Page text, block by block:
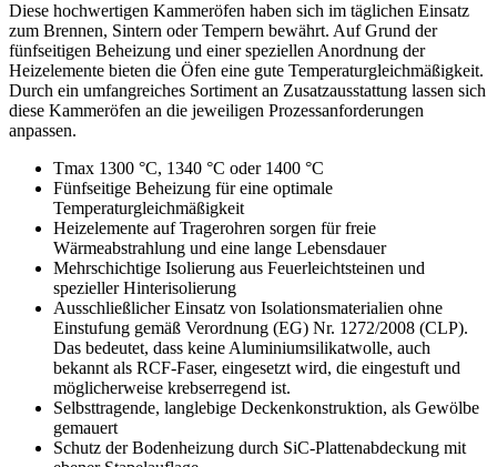
Diese hochwertigen Kammeröfen haben sich im täglichen Einsatz
zum Brennen, Sintern oder Tempern bewährt. Auf Grund der
fünfseitigen Beheizung und einer speziellen Anordnung der
Heizelemente bieten die Öfen eine gute Temperaturgleichmäßigkeit.
Durch ein umfangreiches Sortiment an Zusatzausstattung lassen sich
diese Kammeröfen an die jeweiligen Prozessanforderungen
anpassen.
Tmax 1300 °C, 1340 °C oder 1400 °C
Fünfseitige Beheizung für eine optimale
Temperaturgleichmäßigkeit
Heizelemente auf Tragerohren sorgen für freie
Wärmeabstrahlung und eine lange Lebensdauer
Mehrschichtige Isolierung aus Feuerleichtsteinen und
spezieller Hinterisolierung
Ausschließlicher Einsatz von Isolationsmaterialien ohne
Einstufung gemäß Verordnung (EG) Nr. 1272/2008 (CLP).
Das bedeutet, dass keine Aluminiumsilikatwolle, auch
bekannt als RCF-Faser, eingesetzt wird, die eingestuft und
möglicherweise krebserregend ist.
Selbsttragende, langlebige Deckenkonstruktion, als Gewölbe
gemauert
Schutz der Bodenheizung durch SiC-Plattenabdeckung mit